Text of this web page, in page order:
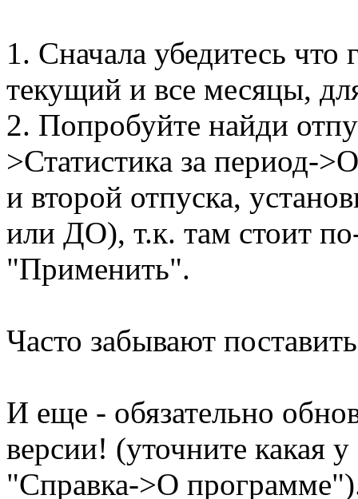
1. Сначала убедитесь
текущий и все месяцы,
2. Попробуйте найди
>Статистика за период-
и второй отпуска,
или ДО), т.к. там стоит
"Применить".
Часто забывают
И еще - обязательно
версии! (уточните какая
"Справка->О